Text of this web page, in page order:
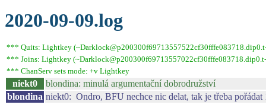
2020-09-09.log
*** Quits: Lightkey
*** Joins: Lightkey
*** ChanServ sets mode: +v Lightkey
niekt0
blondina: minulá argumentační dobrodružství
blondina niekt0: Ondro, BFU nechce nic delat, tak je třeba pořádat